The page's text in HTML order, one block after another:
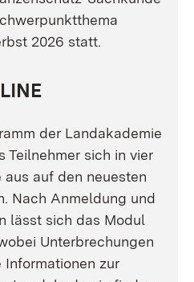
2026 statt.
der Landakademie
Teilnehmer sich in vier
aus auf den neuesten
Nach Anmeldung und
lässt sich das Modul
Unterbrechungen
Informationen zur